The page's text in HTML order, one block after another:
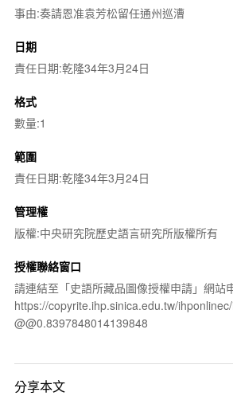
事由:奏請恩准袁芳松留任通州巡漕
日期
責任日期:乾隆34年3月24日
格式
數量:1
範圍
責任日期:乾隆34年3月24日
管理權
版權:中央研究院歷史語言研究所版權所有
授權聯絡窗口
請連結至「史語所藏品圖像授權申請」網站
https://copyrite.ihp.sinica.edu.tw/
@@0.8397848014139848
分享本文